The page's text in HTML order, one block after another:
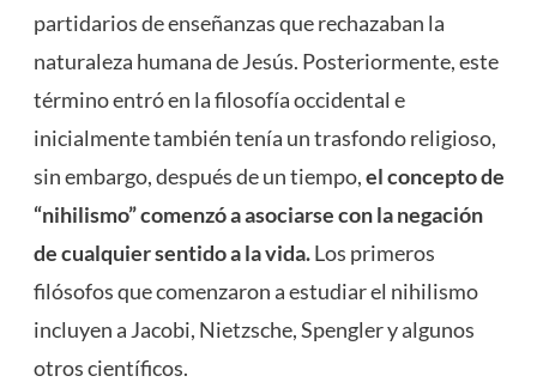
partidarios de enseñanzas que rechazaban la
naturaleza humana de Jesús. Posteriormente, este
término entró en la filosofía occidental e
inicialmente también tenía un trasfondo religioso,
sin embargo, después de un tiempo,el concepto de
“nihilismo” comenzó a asociarse con la negación
de cualquier sentido a la vida.Los primeros
filósofos que comenzaron a estudiar el nihilismo
incluyen a Jacobi, Nietzsche, Spengler y algunos
otros científicos.